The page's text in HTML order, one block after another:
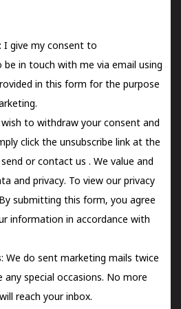
: I give my consent to
in touch with me via email using
in this form for the purpose
to withdraw your consent and
click the unsubscribe link at the
orcontact us . We value and
and privacy. To view our privacy
By submitting this form, you agree
information in accordance with
: We do sent marketing mails twice
special occasions. No more
reach your inbox.